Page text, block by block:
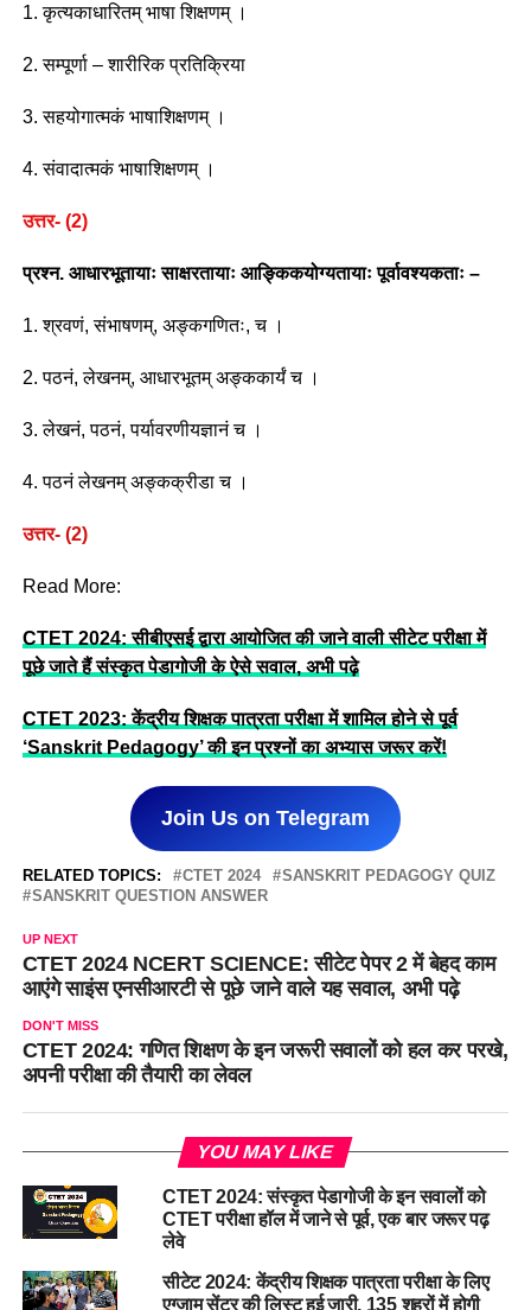
1. कृत्यकाधारितम् भाषा शिक्षणम् ।
2. सम्पूर्णा – शारीरिक प्रतिक्रिया
3. सहयोगात्मकं भाषाशिक्षणम् ।
4. संवादात्मकं भाषाशिक्षणम् ।
उत्तर- (2)
प्रश्न. आधारभूतायाः साक्षरतायाः आङ्किकयोग्यतायाः पूर्वावश्यकताः –
1. श्रवणं, संभाषणम्, अङ्कगणितः, च ।
2. पठनं, लेखनम्, आधारभूतम् अङ्ककार्यं च ।
3. लेखनं, पठनं, पर्यावरणीयज्ञानं च ।
4. पठनं लेखनम् अङ्कक्रीडा च ।
उत्तर- (2)
Read More:
CTET 2024: सीबीएसई द्वारा आयोजित की जाने वाली सीटेट परीक्षा में
पूछे जाते हैं संस्कृत पेडागोजी के ऐसे सवाल, अभी पढ़े
CTET 2023: केंद्रीय शिक्षक पात्रता परीक्षा में शामिल होने से पूर्व
‘Sanskrit Pedagogy’ की इन प्रश्नों का अभ्यास जरूर करें!
Join Us on Telegram
RELATED TOPICS: CTET 2024
SANSKRIT PEDAGOGY QUIZ
SANSKRIT QUESTION ANSWER
UP NEXT
CTET 2024 NCERT SCIENCE: सीटेट पेपर 2 में बेहद काम
आएंगे साइंस एनसीआरटी से पूछे जाने वाले यह सवाल, अभी पढ़े
DON'T MISS
CTET 2024: गणित शिक्षण के इन जरूरी सवालों को हल कर परखे,
अपनी परीक्षा की तैयारी का लेवल
YOU MAY LIKE
CTET 2024: संस्कृत पेडागोजी के इन सवालों को
CTET परीक्षा हॉल में जाने से पूर्व, एक बार जरूर पढ़
लेवे
सीटेट 2024: केंद्रीय शिक्षक पात्रता परीक्षा के लिए
एग्जाम सेंटर की लिस्ट हुई जारी, 135 शहरों में होगी